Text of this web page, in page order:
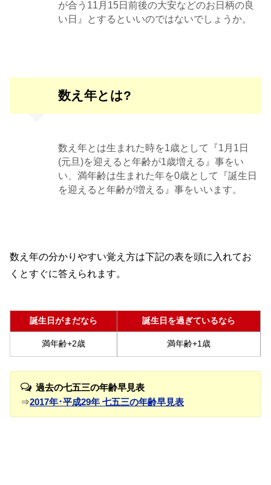
が合う11月15日前後の大安などのお日柄の良
い日』とするといいのではないでしょうか。
数え年とは?
数え年とは生まれた時を1歳として『1月1日
(元旦)を迎えると年齢が1歳増える』事をい
い、満年齢は生まれた年を0歳として『誕生日
を迎えると年齢が増える』事をいいます。
数え年の分かりやすい覚え方は下記の表を頭に入れてお
くとすぐに答えられます。
誕生日がまだなら 誕生日を過ぎているなら
満年齢+2歳 満年齢+1歳
過去の七五三の年齢早見表
⇒2017年･平成29年 七五三の年齢早見表